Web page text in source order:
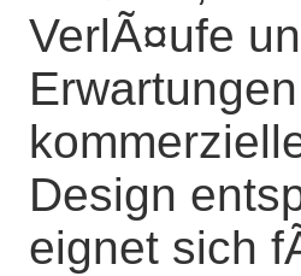
VerlÃ¤ufe
Design
eignet sich